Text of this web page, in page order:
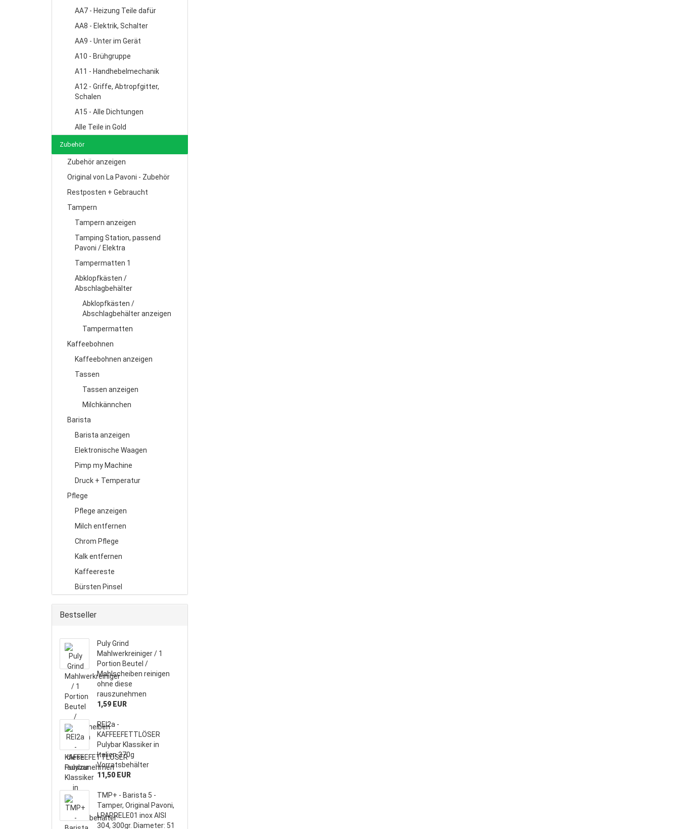
AA7 - Heizung Teile dafür
AA8 - Elektrik, Schalter
AA9 - Unter im Gerät
A10 - Brühgruppe
A11 - Handhebelmechanik
A12 - Griffe, Abtropfgitter,
Schalen
A15 - Alle Dichtungen
Alle Teile in Gold
Zubehör
Zubehör anzeigen
Original von La Pavoni - Zubehör
Restposten + Gebraucht
Tampern
Tampern anzeigen
Tamping Station, passend
Pavoni / Elektra
Tampermatten 1
Abklopfkästen /
Abschlagbehälter
Abklopfkästen /
Abschlagbehälter anzeigen
Tampermatten
Kaffeebohnen
Kaffeebohnen anzeigen
Tassen
Tassen anzeigen
Milchkännchen
Barista
Barista anzeigen
Elektronische Waagen
Pimp my Machine
Druck + Temperatur
Pflege
Pflege anzeigen
Milch entfernen
Chrom Pflege
Kalk entfernen
Kaffeereste
Bürsten Pinsel
Bestseller
Puly Grind
Mahlwerkreiniger / 1
Portion Beutel /
Mahlscheiben reinigen
ohne diese
rauszunehmen
1,59 EUR
REI2a -
KAFFEEFETTLÖSER
Pulybar Klassiker in
Italien 370g
Vorratsbehälter
11,50 EUR
TMP+ - Barista 5 -
Tamper, Original Pavoni,
LPAPRELE01 inox AISI
304, 300gr. Diameter: 51